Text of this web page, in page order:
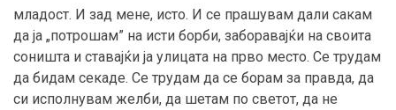
младост. И зад мене, исто. И се прашувам дали сакам
да ја „потрошам” на исти борби, заборавајќи на своита
соништа и ставајќи ја улицата на прво место. Се трудам
да бидам секаде. Се трудам да се борам за правда, да
си исполнувам желби, да шетам по светот, да не